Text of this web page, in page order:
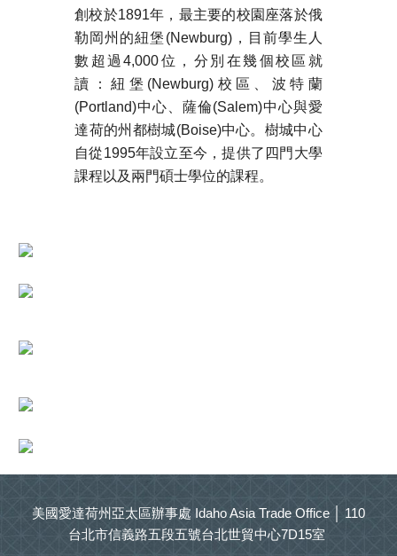
創校於1891年，最主要的校園座落於俄
勒岡州的紐堡(Newburg)，目前學生人
數超過4,000位，分別在幾個校區就
讀：紐堡(Newburg)校區、波特蘭
(Portland)中心、薩倫(Salem)中心與愛
達荷的州都樹城(Boise)中心。樹城中心
自從1995年設立至今，提供了四門大學
課程以及兩門碩士學位的課程。
美國愛達荷州亞太區辦事處 Idaho Asia Trade Office │ 110
台北市信義路五段五號台北世貿中心7D15室